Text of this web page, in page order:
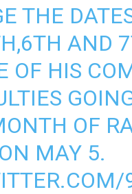
THE
AND
OF HIS
OF
MAY 5.